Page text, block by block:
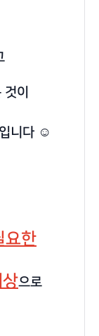
이
입니다 ☺️
요한
으로